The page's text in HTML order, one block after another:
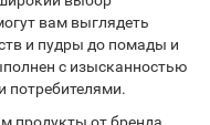
вам выглядеть
и пудры до помады и
с изысканностью
потребителями.